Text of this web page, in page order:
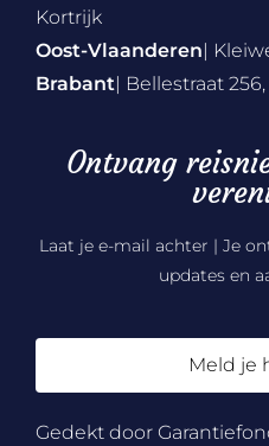
Kortrijk
Oost-Vlaanderen|
Brabant| Bellestraat
Ontvang
Laat je e-mail achter | Je
updates en
Meld je
Gedekt door